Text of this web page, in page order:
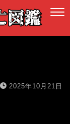
2025年10月21日